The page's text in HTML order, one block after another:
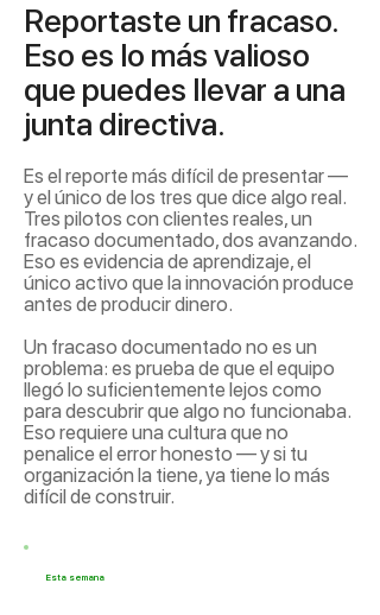
Reportaste un fracaso.
Eso es lo más valioso
que puedes llevar a una
junta directiva.
Es el reporte más difícil de presentar —
y el único de los tres que dice algo real.
Tres pilotos con clientes reales, un
fracaso documentado, dos avanzando.
Eso es evidencia de aprendizaje, el
único activo que la innovación produce
antes de producir dinero.
Un fracaso documentado no es un
problema: es prueba de que el equipo
llegó lo suficientemente lejos como
para descubrir que algo no funcionaba.
Eso requiere una cultura que no
penalice el error honesto — y si tu
organización la tiene, ya tiene lo más
difícil de construir.
Esta semana